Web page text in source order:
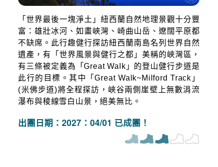
出團日期：2027：04/01 已成團！
「世界最後一塊淨土」紐西蘭自然地理景觀十分豐
富：雄壯冰河、如畫峽灣、崎曲山岳、遼闊平原都
不缺席。此行趣健行探訪紐西蘭南島名列世界自然
遺產，有「世界風景與健行之都」美稱的峽灣區，
有三條被定義為「Great Walk」的登山健行步道是
此行的目標。其中「Great Walk~Milford Track」
(米佛步道)將全程探訪，峽谷兩側崖壁上無數涓流
瀑布與稜線雪白山景，絕美無比。